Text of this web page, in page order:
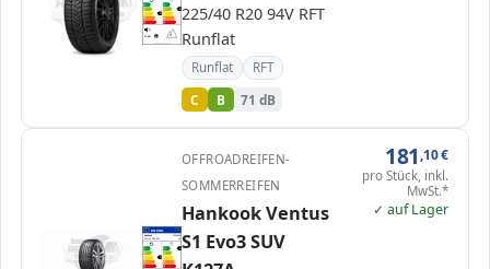
C C C
71 dB B
225/40 R20 94V RFT
Runflat
Runflat RFT
C B 71 dB
ENERG 500389
Hankook
1025855
225/40 R20 94Y
C1
A
B
C C
D
E
A
A
B
C
D
E
OFFROADREIFEN-
SOMMERREIFEN
Hankook Ventus
S1 Evo3 SUV
181 ,10€
pro Stück, inkl.
MwSt.*
✓ auf Lager